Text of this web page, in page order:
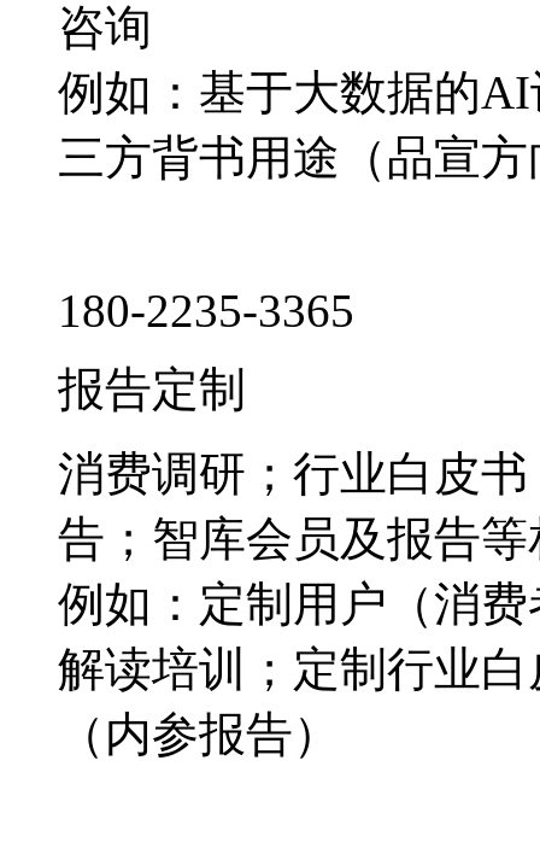
咨询
例如：基于大数据的
三方背书用途（品宣
180-2235-3365
报告定制
消费调研；行业白皮
告；智库会员及报告
例如：定制用户（消
解读培训；定制行业
（内参报告）